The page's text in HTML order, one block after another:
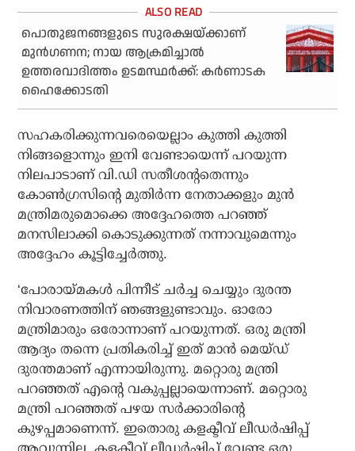
പൊതുജനങ്ങളുടെ സുരക്ഷയ്ക്കാണ്
മുന്‍ഗണന; നായ ആക്രമിച്ചാല്‍
ഉത്തരവാദിത്തം ഉടമസ്ഥര്‍ക്ക്: കര്‍ണാടക
ഹൈക്കോടതി
സഹകരിക്കുന്നവരെയെല്ലാം കുത്തി കുത്തി
നിങ്ങളൊന്നും ഇനി വേണ്ടായെന്ന് പറയുന്ന
നിലപാടാണ് വി.ഡി സതീശന്റതെന്നും
കോണ്‍ഗ്രസിന്റെ മുതിര്‍ന്ന നേതാക്കളും മുന്‍
മന്ത്രിമരുമൊക്കെ അദ്ദേഹത്തെ പറഞ്ഞ്
മനസിലാക്കി കൊടുക്കുന്നത് നന്നാവുമെന്നും
അദ്ദേഹം കൂട്ടിച്ചേര്‍ത്തു.
‘പോരായ്മകള്‍ പിന്നീട് ചര്‍ച്ച ചെയ്യും ദുരന്ത
നിവാരണത്തിന് ഞങ്ങളുണ്ടാവും. ഓരോ
മന്ത്രിമാരും ഒരോന്നാണ് പറയുന്നത്. ഒരു മന്ത്രി
ആദ്യം തന്നെ പ്രതികരിച്ച് ഇത് മാന്‍ മെയ്ഡ്
ദുരന്തമാണ് എന്നായിരുന്നു. മറ്റൊരു മന്ത്രി
പറഞ്ഞത് എന്റെ വകുപ്പല്ലായെന്നാണ്. മറ്റൊരു
മന്ത്രി പറഞ്ഞത് പഴയ സര്‍ക്കാരിന്റെ
കുഴപ്പമാണെന്ന്. ഇതൊരു കളക്ടീവ് ലീഡര്‍ഷിപ്പ്